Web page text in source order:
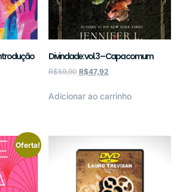
Divindade: vol.3 – Capa comum
R$59,90 R$47,92
Adicionar ao carrinho
Oferta!